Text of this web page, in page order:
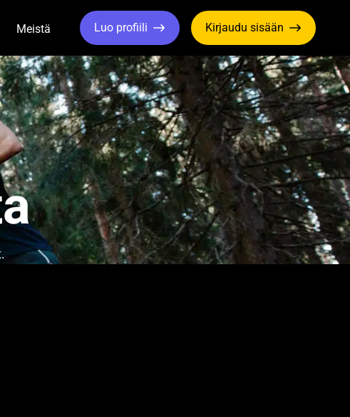
Toggle Dropdown
Meistä Toggle Dropdown
Luo profiili Kirjaudu sisään